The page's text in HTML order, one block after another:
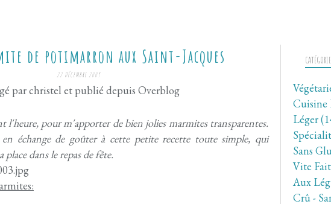
de potimarron aux Saint-Jacques
22 DÉCEMBRE 2009
par christel et publié depuis Overblog
l'heure, pour m'apporter de bien jolies marmites transparentes.
échange de goûter à cette petite recette toute simple, qui
dans le repas de fête.
Cuisine
Léger
Sans
Vite
Aux
Crû -